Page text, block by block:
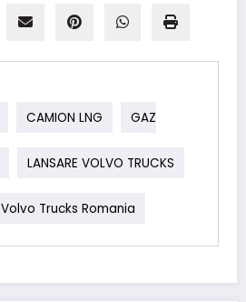
CAMION LNG GAZ
LANSARE VOLVO TRUCKS
Volvo Trucks Romania